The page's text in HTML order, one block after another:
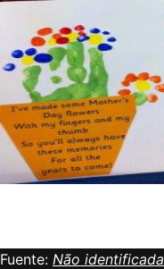
Fuente: Não identificada